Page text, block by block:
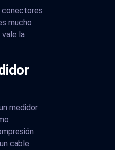
conectores
mucho
la
medidor
cable.